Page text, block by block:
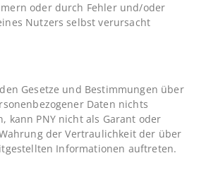
oder durch Fehler und/oder
Nutzers selbst verursacht
Gesetze und Bestimmungen über
Daten nichts
kann PNY nicht als Garant oder
der Vertraulichkeit der über
Informationen auftreten.